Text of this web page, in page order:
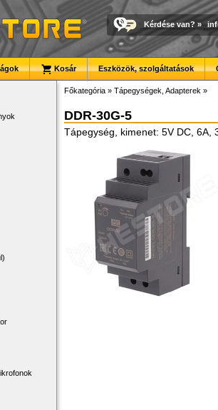
Kérdése van? »
Kosár Eszközök, szolgáltatások
Főkategória » Tápegységek, Adapterek »
DDR-30G-5
Tápegység, kimenet: 5V DC, 6A,